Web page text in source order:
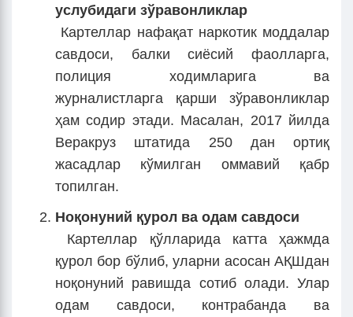
услубидаги зўравонликлар
Картеллар нафақат наркотик моддалар
савдоси, балки сиёсий фаолларга,
полиция ходимларига ва
журналистларга қарши зўравонликлар
ҳам содир этади. Масалан, 2017 йилда
Веракруз штатида 250 дан ортиқ
жасадлар кўмилган оммавий қабр
топилган.
Ноқонуний қурол ва одам савдоси
Картеллар қўлларида катта ҳажмда
қурол бор бўлиб, уларни асосан АҚШдан
ноқонуний равишда сотиб олади. Улар
одам савдоси, контрабанда ва